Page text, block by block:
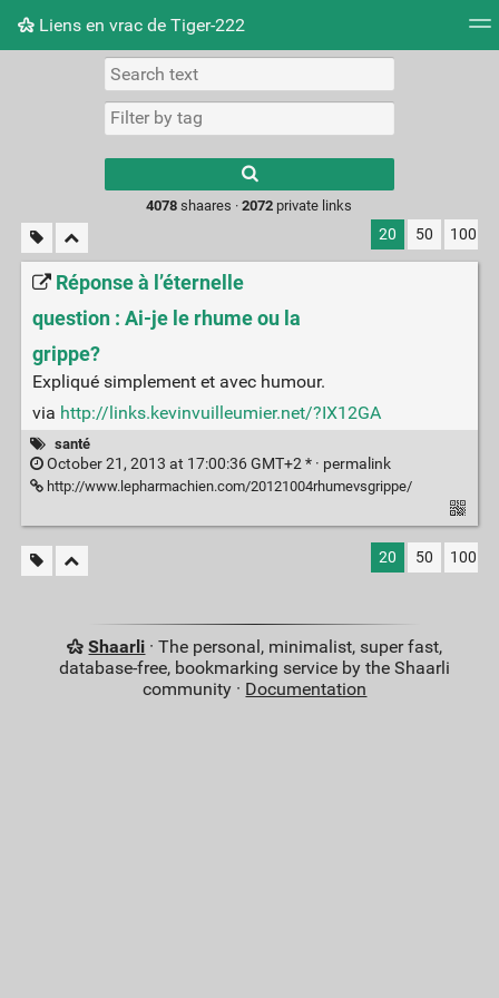
Liens en vrac de Tiger-222
Picture wall
results.
4078 shaares ·2072 private links
20 50 100
Réponse à l’éternelle
question : Ai-je le rhume ou la
grippe?
Expliqué simplement et avec humour.
via http://links.kevinvuilleumier.net/?IX12GA
santé
October 21, 2013 at 17:00:36 GMT+2 * · permalink
http://www.lepharmachien.com/20121004rhumevsgrippe/
20 50 100
Shaarli · The personal, minimalist, super fast,
database-free, bookmarking service by the Shaarli
community · Documentation